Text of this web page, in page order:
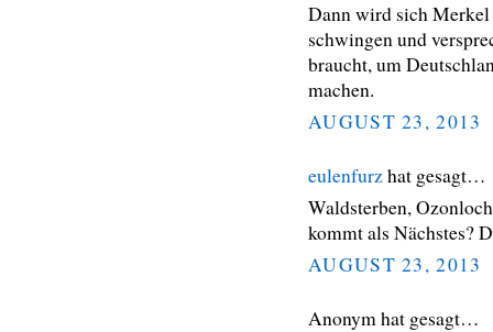
Dann wird sich Merkel
schwingen und
braucht, um
machen.
AUGUST 23, 2013
eulenfurzhat gesagt…
Waldsterben,
kommt als Nächstes?
AUGUST 23, 2013
Anonym hat gesagt…